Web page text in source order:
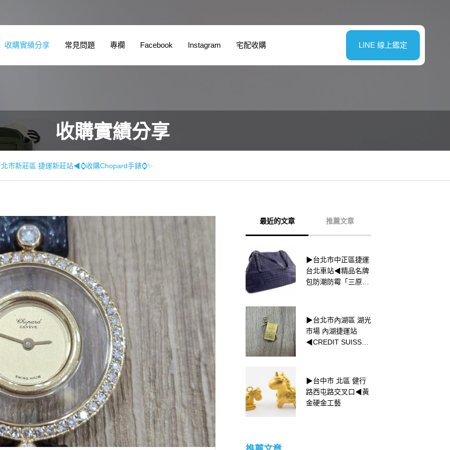
收購實績分享 常見問題 專欄 Facebook Instagram 宅配收購 LINE 線上鑑定
收購實績分享
市新莊區 捷運新莊站◀⌚收購Chopard手錶⌚✨
最近的文章 推薦文章
▶台北市中正區捷運
台北車站◀精品名牌
包防潮防霉「三原
▶台北市內湖區 湖光
市場 內湖捷運站
◀CREDIT SUISSE
▶台中市 北區 健行
路西屯路交叉口◀黃
金硬金工藝
▶新北市永和K金回
收 頂溪捷運站 品牌
珠寶高價回收 ◀寶格
▶台北市中正區捷運
台北車站◀黃金變身
術「分色電鍍」
▶新北市新莊區 捷運
新莊站◀⌚收購
ROLEX手錶⌚